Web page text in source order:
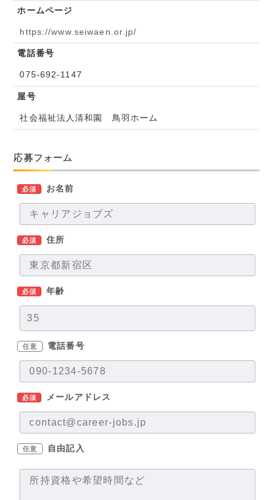
ホームページ
https://www.seiwaen.or.jp/
電話番号
075-692-1147
屋号
社会福祉法人清和園 鳥羽ホーム
応募フォーム
必須 お名前
必須 住所
必須 年齢
任意 電話番号
必須 メールアドレス
任意 自由記入